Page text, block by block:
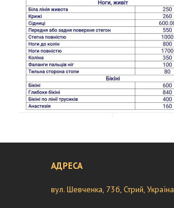
вул. Шевченка, 73б, Стрий, Україна